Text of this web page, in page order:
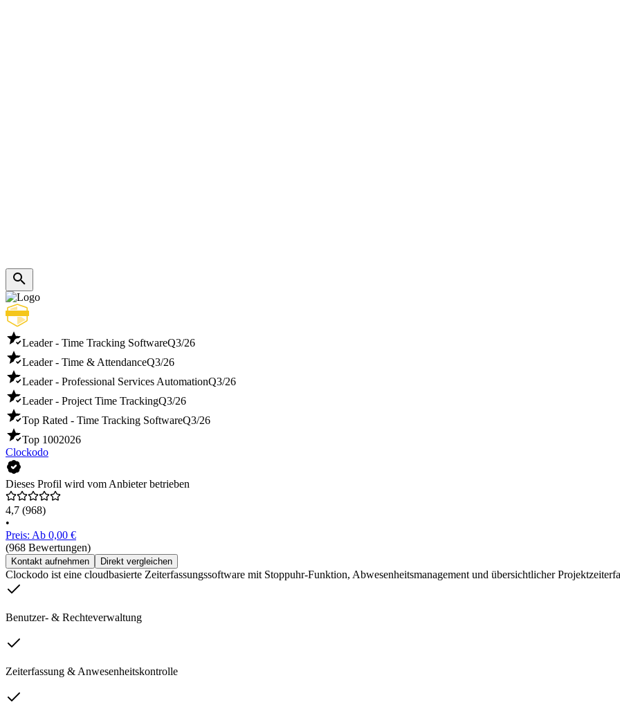
Leader - Time Tracking SoftwareQ3/26
Leader - Time & AttendanceQ3/26
Leader - Professional Services AutomationQ3/26
Leader - Project Time TrackingQ3/26
Top Rated - Time Tracking SoftwareQ3/26
Top 1002026
Clockodo
Dieses Profil wird vom Anbieter betrieben
4,7 (968)
•
Preis: Ab 0,00 €
(968 Bewertungen)
Kontakt aufnehmen Direkt vergleichen
Clockodo ist eine cloudbasierte Zeiterfassungssoftware mit Stoppuhr-Funktion, Abwesenheitsmanagement und übersichtlicher
Benutzer- & Rechteverwaltung
Zeiterfassung & Anwesenheitskontrolle